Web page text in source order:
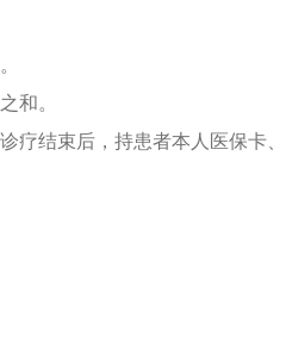
和。
疗结束后，持患者本人医保卡